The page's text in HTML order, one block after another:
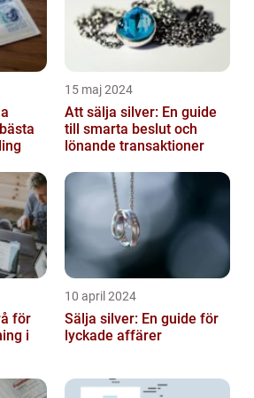
15 maj 2024
Att sälja silver: En guide
till smarta beslut och
lönande transaktioner
för
i
10 april 2024
Sälja silver: En guide för
lyckade affärer